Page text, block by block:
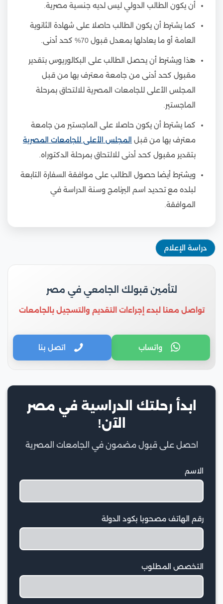
أن يكون الطالب الدولي ليس لديه جنسية مصرية.
كما يشترط أن يكون الطالب حاصلا على شهادة الثانوية
العامة أو ما يعادلها بمعدل قبول 70% كحد أدنى.
هذا ويشترط أن يحصل الطالب على البكالوريوس بتقدير
مقبول كحد أدنى من جامعة معترف بها من قبل
المجلس الأعلى للجامعات المصرية للالتحاق بمرحلة
الماجستير.
كما يشترط أن يكون حاصلا على الماجستير من جامعة
معترف بها من قبل المجلس الأعلى للجامعات المصرية
بتقدير مقبول كحد أدنى للالتحاق بمرحلة الدكتوراه.
ويشترط أيضا حصول الطالب على موافقة السفارة التابعة
لبلده مع تحديد اسم البرنامج وسنة الدراسة في
الموافقة.
دراسة الإعلام
لتأمين قبولك الجامعي في مصر
تواصل معنا لبدء إجراءات التقديم والتسجيل بالجامعات
واتساب اتصل بنا
ابدأ رحلتك الدراسية في مصر
الآن!
احصل على قبول مضمون في الجامعات المصرية
الاسم
رقم الهاتف مصحوبا بكود الدولة
التخصص المطلوب